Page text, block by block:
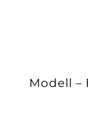
Modell –